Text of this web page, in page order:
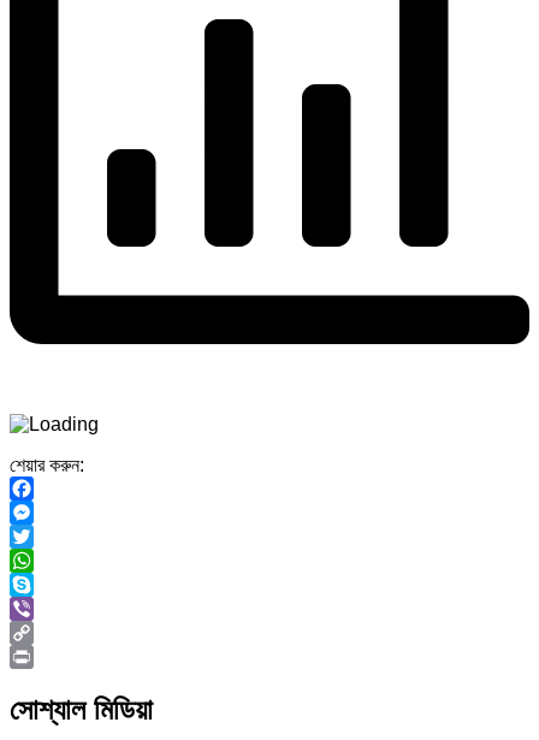
শেয়ার করুন:
Facebook
Messenger
Twitter
WhatsApp
Skype
Viber
Copy
সোশ্যাল মিডিয়া